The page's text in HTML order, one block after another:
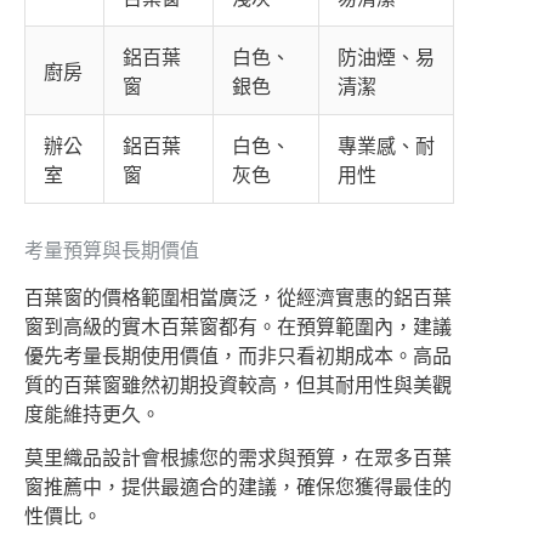
廚房
鋁百葉
窗
白色、
銀色
防油煙、易
清潔
辦公
室
鋁百葉
窗
白色、
灰色
專業感、耐
用性
考量預算與長期價值
百葉窗的價格範圍相當廣泛，從經濟實惠的鋁百葉
窗到高級的實木百葉窗都有。在預算範圍內，建議
優先考量長期使用價值，而非只看初期成本。高品
質的百葉窗雖然初期投資較高，但其耐用性與美觀
度能維持更久。
莫里織品設計會根據您的需求與預算，在眾多百葉
窗推薦中，提供最適合的建議，確保您獲得最佳的
性價比。